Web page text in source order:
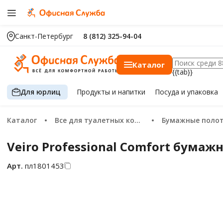
Санкт-Петербург 8 (812) 325-94-04
Каталог
{{tab}}
Для юрлиц Продуктыи напитки Посуда и упаковка
Каталог Все для туалетных комнат Бумажные
Veiro Professional Comfort
Арт. пл1801453